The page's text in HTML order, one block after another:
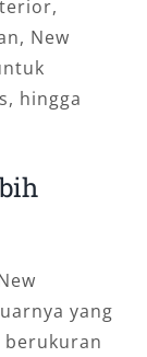
New
hingga
yang
berukuran